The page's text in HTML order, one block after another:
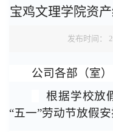
宝鸡文理学院资
发布时间：
公司各部（室）
根据学校放
“五一”劳动节放假